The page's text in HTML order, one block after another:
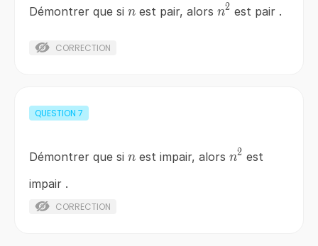
Démontrer que si n
n est pair, alors n^{2}
n2 est pair .
CORRECTION
QUESTION 7
Démontrer que si n
n est impair, alors n^{2}
n2 est
impair .
CORRECTION